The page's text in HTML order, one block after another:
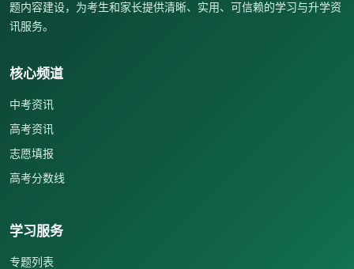
题内容建设，为考生和家长提供清晰、实用、可信赖的学习与升学资
讯服务。
核心频道
中考资讯
高考资讯
志愿填报
高考分数线
学习服务
专题列表